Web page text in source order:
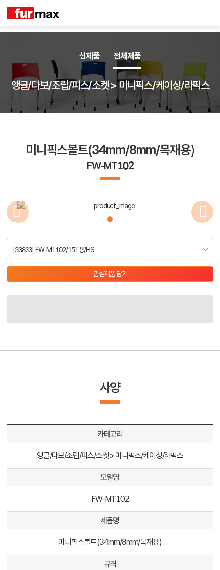
앵글/다보/조립/피스/소켓 > 미니픽스/케이싱/라픽스
신제품 전체제품
미니픽스볼트(34mm/8mm/목재용)
FW-MT102
[33833] FW-MT102/15T용/HS
관심제품 담기
사양
카테고리
앵글/다보/조립/피스/소켓 > 미니픽스/케이싱/라픽스
모델명
FW-MT102
제품명
미니픽스볼트(34mm/8mm/목재용)
규격